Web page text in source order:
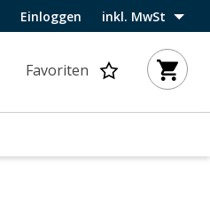
Einloggen inkl. MwSt
Favoriten